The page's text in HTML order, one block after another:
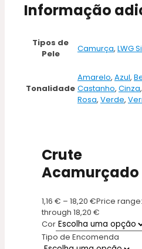
Informação
Tipos de
Pele
Camurça, LWG
Tonalidade
Amarelo, Azul,
Castanho, Cinza,
Rosa, Verde,
Crute
Acamurçado
1,16 € – 18,20 €Price range:
through 18,20 €
Cor
Tipo de Encomenda